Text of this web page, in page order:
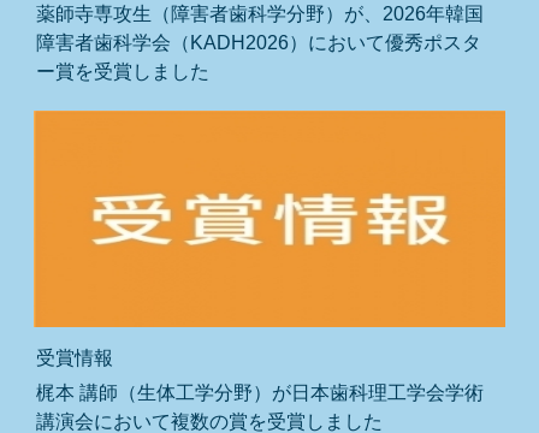
薬師寺専攻生（障害者歯科学分野）が、2026年韓国
障害者歯科学会（KADH2026）において優秀ポスタ
ー賞を受賞しました
受賞情報
梶本 講師（生体工学分野）が日本歯科理工学会学術
講演会において複数の賞を受賞しました